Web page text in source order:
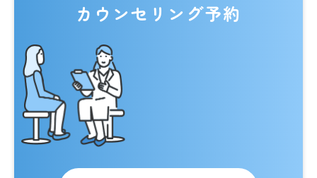
カウンセリング予約